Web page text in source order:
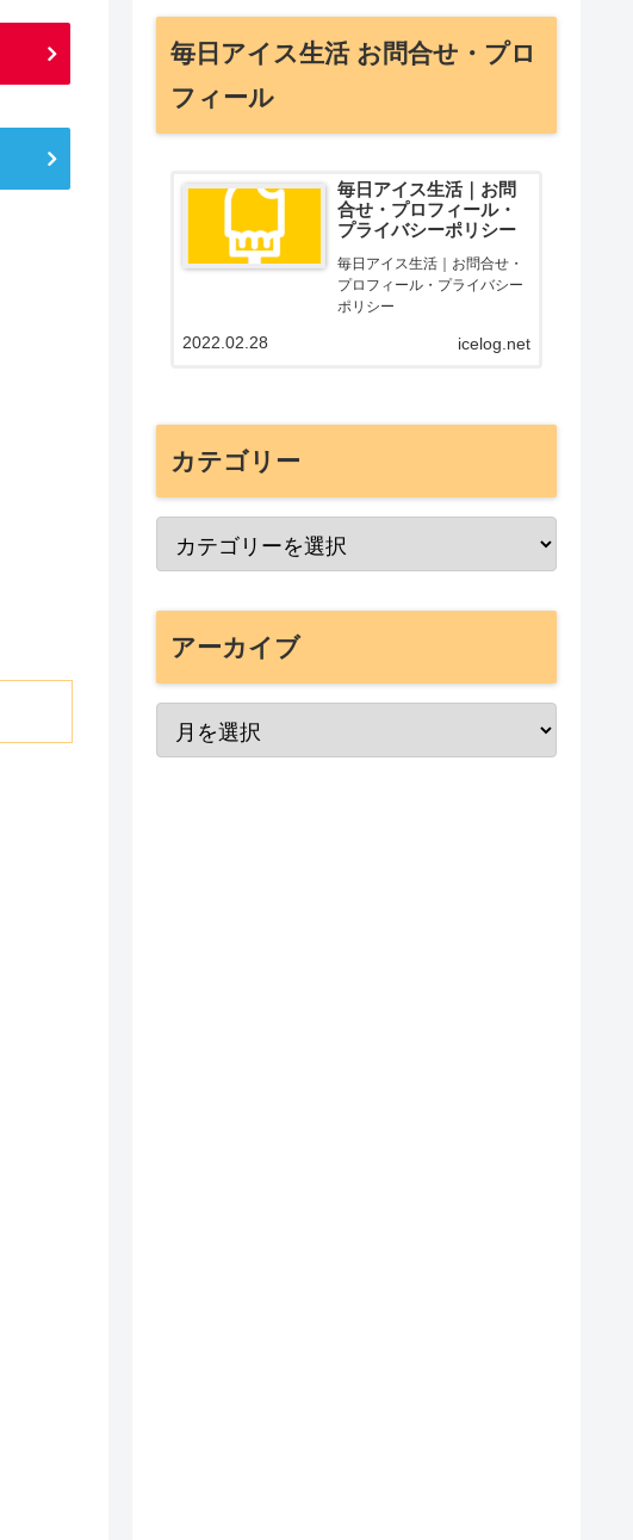
毎日アイス生活 お問合せ・プロ
フィール
毎日アイス生活｜お問
合せ・プロフィール・
プライバシーポリシー
毎日アイス生活｜お問合せ・
プロフィール・プライバシー
ポリシー
icelog.net
2022.02.28
カテゴリー
アーカイブ